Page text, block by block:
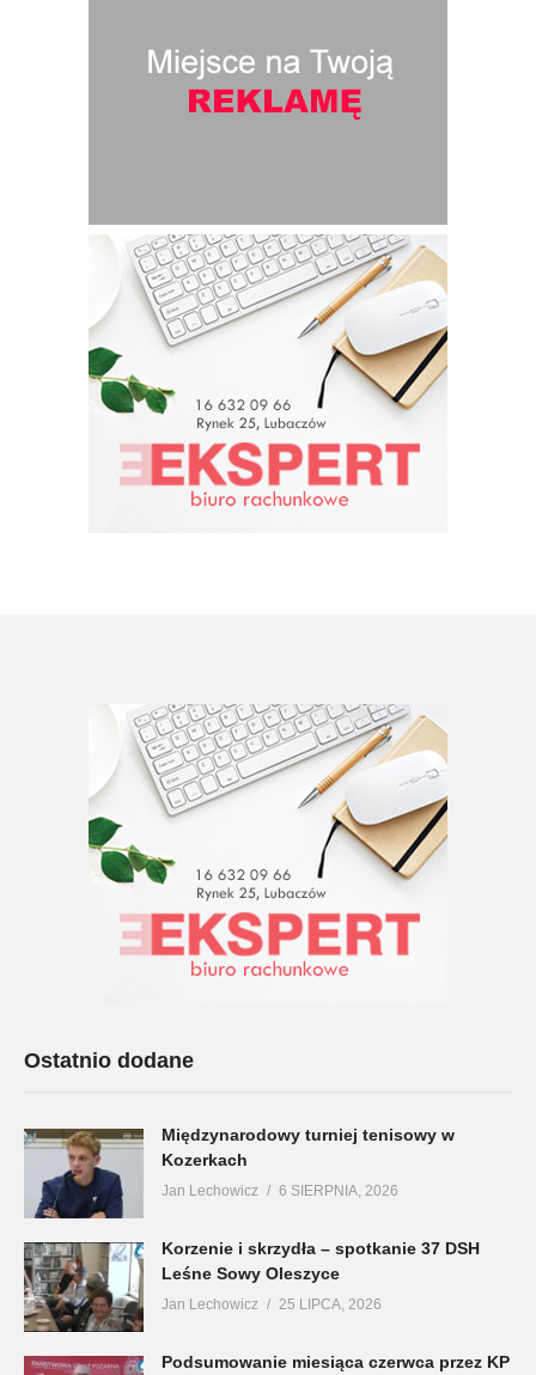
Ostatnio dodane
Międzynarodowy turniej tenisowy w
Kozerkach
Jan Lechowicz 6 SIERPNIA, 2026
Korzenie i skrzydła – spotkanie 37 DSH
Leśne Sowy Oleszyce
Jan Lechowicz 25 LIPCA, 2026
Podsumowanie miesiąca czerwca przez KP